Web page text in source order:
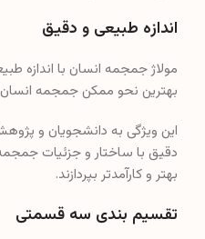
اندازه طبیعی و دقیق
مولاژ جمجمه انسان با اندازه
بهترین نحو ممکن جمجمه
این ویژگی به دانشجویان و
دقیق با ساختار و جزئیات
بهتر و کارآمدتر بپردازند.
تقسیم بندی سه قسمتی